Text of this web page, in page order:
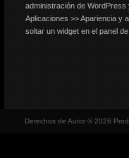
administración de WordPress
Aplicaciones >> Apariencia y
soltar un widget en el panel de
Derechos de Autor © 2026